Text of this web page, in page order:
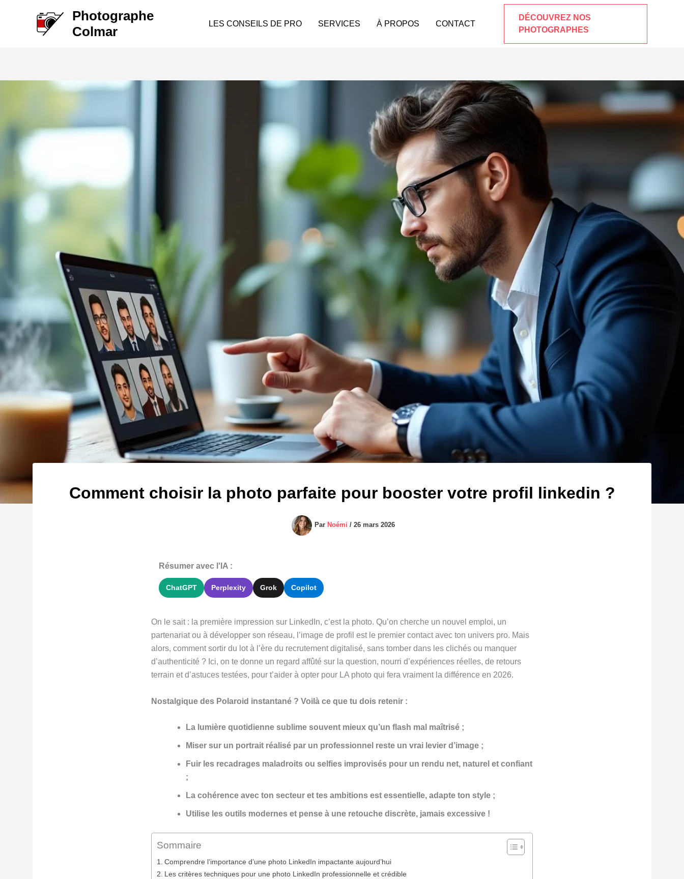
Photographe
Colmar
LES CONSEILS DE PRO SERVICES À PROPOS CONTACT
DÉCOUVREZ NOS
PHOTOGRAPHES
Comment choisir la photo parfaite pour booster votre profil linkedin ?
Par Noémi / 26 mars 2026
Résumer avec l'IA :
ChatGPT Perplexity Grok Copilot
On le sait : la première impression sur LinkedIn, c’est la photo. Qu’on cherche un nouvel emploi, un
partenariat ou à développer son réseau, l’image de profil est le premier contact avec ton univers pro. Mais
alors, comment sortir du lot à l’ère du recrutement digitalisé, sans tomber dans les clichés ou manquer
d’authenticité ? Ici, on te donne un regard affûté sur la question, nourri d’expériences réelles, de retours
terrain et d’astuces testées, pour t’aider à opter pour LA photo qui fera vraiment la différence en 2026.
Nostalgique des Polaroid instantané ? Voilà ce que tu dois retenir :
La lumière quotidienne sublime souvent mieux qu’un flash mal maîtrisé ;
Miser sur un portrait réalisé par un professionnel reste un vrai levier d’image ;
Fuir les recadrages maladroits ou selfies improvisés pour un rendu net, naturel et confiant
;
La cohérence avec ton secteur et tes ambitions est essentielle, adapte ton style ;
Utilise les outils modernes et pense à une retouche discrète, jamais excessive !
Sommaire
Comprendre l’importance d’une photo LinkedIn impactante aujourd’hui
Les critères techniques pour une photo LinkedIn professionnelle et crédible